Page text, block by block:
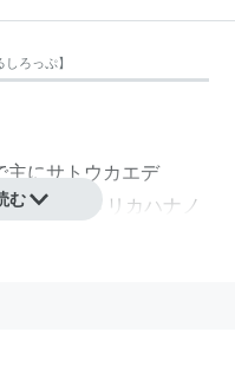
しろっぷ】
主にサトウカエデ
］) 、アメリカハナノ
の液体、その風味は独
む